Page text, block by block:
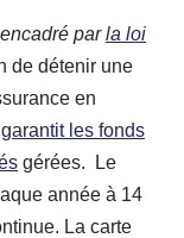
parla loi
de détenir une
en
garantit les fonds
gérées. Le
année à 14
La carte